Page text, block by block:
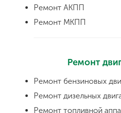
Ремонт АКПП
Ремонт МКПП
Ремонт
Ремонт бензиновых
Ремонт дизельных
Ремонт топливной